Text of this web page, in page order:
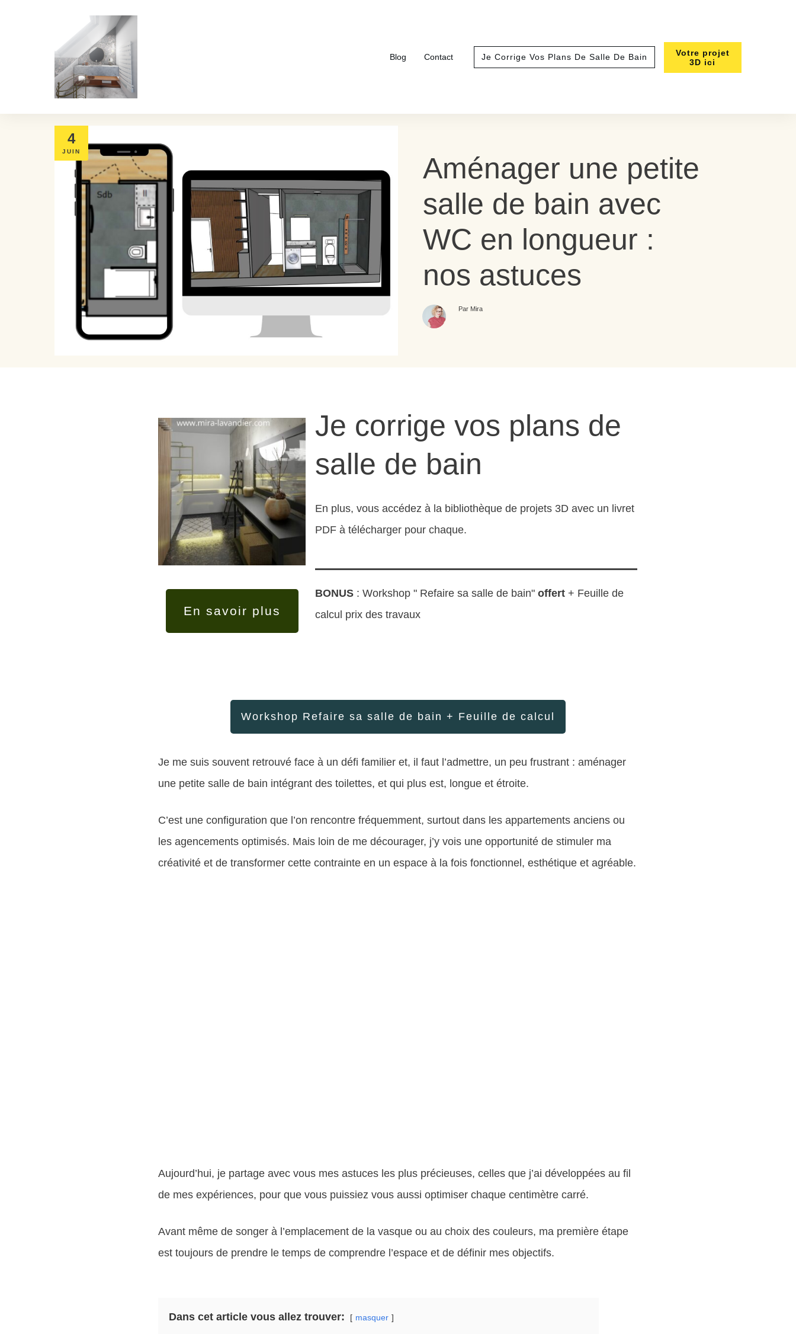
Blog Contact Je Corrige Vos Plans De Salle De Bain
Votre projet
3D ici
4
JUIN
Aménager une petite
salle de bain avec
WC en longueur :
nos astuces
Par Mira
En savoir plus
Je corrige vos plans de
salle de bain
En plus, vous accédez à la bibliothèque de projets 3D avec un livret
PDF à télécharger pour chaque.
BONUS : Workshop " Refaire sa salle de bain" offert + Feuille de
calcul prix des travaux
Workshop Refaire sa salle de bain + Feuille de calcul
Je me suis souvent retrouvé face à un défi familier et, il faut l’admettre, un peu frustrant : aménager
une petite salle de bain intégrant des toilettes, et qui plus est, longue et étroite.
C’est une configuration que l’on rencontre fréquemment, surtout dans les appartements anciens ou
les agencements optimisés. Mais loin de me décourager, j’y vois une opportunité de stimuler ma
créativité et de transformer cette contrainte en un espace à la fois fonctionnel, esthétique et agréable.
Aujourd’hui, je partage avec vous mes astuces les plus précieuses, celles que j’ai développées au fil
de mes expériences, pour que vous puissiez vous aussi optimiser chaque centimètre carré.
Avant même de songer à l’emplacement de la vasque ou au choix des couleurs, ma première étape
est toujours de prendre le temps de comprendre l’espace et de définir mes objectifs.
Dans cet article vous allez trouver: masquer